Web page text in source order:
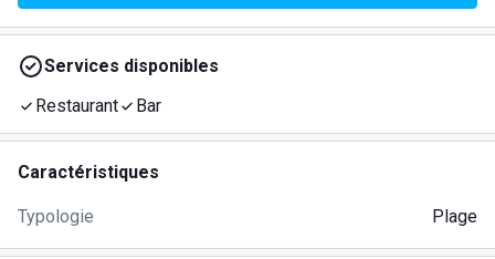
Services disponibles
Restaurant
Bar
Caractéristiques
Typologie Plage